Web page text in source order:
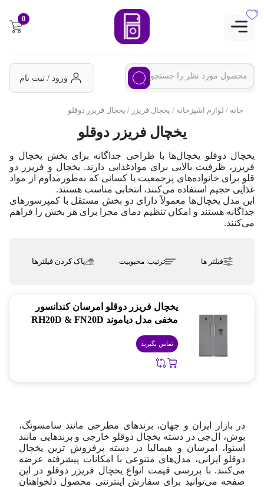
0
ورود / ثبت نام
خانه / لوازم اشپزخانه / یخچال فریزر / یخچال فریزر دوقلو
یخچال فریزر دوقلو
یخچال دوقلو یخچال‌ها با طراحی جداگانه برای بخش یخچال و
فریزر، ظرفیت بالایی برای مواد‌غذایی دارند. یخچال و فریزر دو
قلو برای خانواده‌های پرجمعیت یا کسانی که به‌طورمداوم از مواد
غذایی حجیم استفاده می‌کنند، انتخابی مناسب هستند.
این مدل یخچال‌ها معمولاً دارای دو بخش مستقل با کمپرسورهای
جداگانه هستند و امکان تنظیم دمای مجزا برای هر بخش را فراهم
می‌کنند.
فیلتر ها ترتیب:محبوبیت پاک کردن فیلترها
یخچال فریزر دوقلو امرسان کندانسور
مخفی مدل دیاموند RH20D & FN20D
تماس بگیرید
در بازار ایران و جهان، برندهای مطرحی مانند سامسونگ،
بوش، ال‌جی در دسته یخچال دوقلو خارجی و برندهایی مانند
اسنوا، امرسان و هیمالیا در دسته پرفروش ترین یخچال
دوقلو ایرانی، مدل‌های متنوعی با امکانات پیشرفته عرضه
می‌کنند. با بررسی قیمت انواع یخچال فریزر دوقلو در این
صفحه می‌توانید برای سفارش اینترنتی محصول دلخواهتان